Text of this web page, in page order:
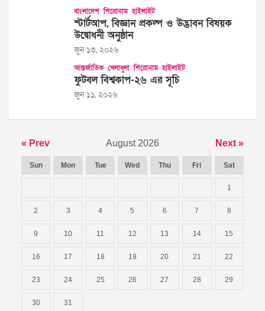
বাংলাদেশ শিরোনাম হাইলাইট
স্টার্টআপ, বিজ্ঞান প্রকল্প ও উদ্ভাবন বিষয়ক
উদ্বোধনী অনুষ্ঠান
জুন ১৩, ২০২৬
আন্তর্জাতিক খেলাধুলা শিরোনাম হাইলাইট
ফুটবল বিশ্বকাপ-২৬ এর সূচি
জুন ১১, ২০২৬
« Prev August 2026 Next »
Sun Mon Tue Wed Thu Fri Sat
1
2 3 4 5 6 7 8
9 10 11 12 13 14 15
16 17 18 19 20 21 22
23 24 25 26 27 28 29
30 31